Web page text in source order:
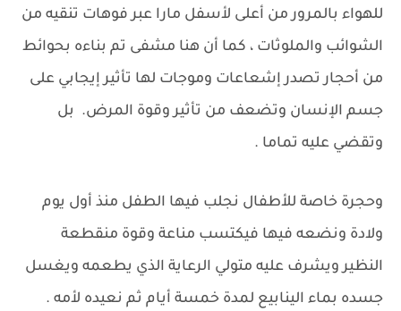
للهواء بالمرور من أعلى لأسفل مارا عبر فوهات تنقيه من
الشوائب والملوثات ، كما أن هنا مشفى تم بناءه بحوائط
من أحجار تصدر إشعاعات وموجات لها تأثير إيجابي على
جسم الإنسان وتضعف من تأثير وقوة المرض. بل
وتقضي عليه تماما .
وحجرة خاصة للأطفال نجلب فيها الطفل منذ أول يوم
ولادة ونضعه فيها فيكتسب مناعة وقوة منقطعة
النظير ويشرف عليه متولي الرعاية الذي يطعمه ويغسل
جسده بماء الينابيع لمدة خمسة أيام ثم نعيده لأمه .